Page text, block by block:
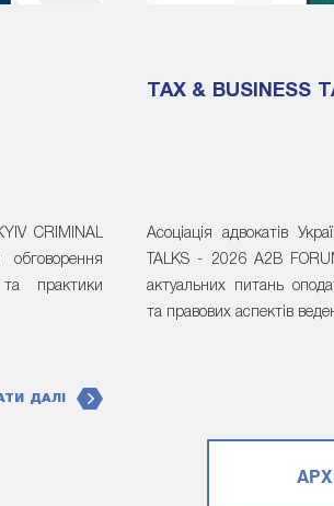
CRIMINAL
практики
ДАЛІ
TAX & BUSINESS
Асоціація адвокатів
TALKS - 2026 A2B
актуальних питань
та правових аспектів